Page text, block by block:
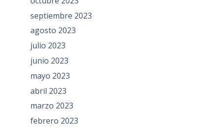
septiembre 2023
agosto 2023
julio 2023
junio 2023
mayo 2023
abril 2023
marzo 2023
febrero 2023